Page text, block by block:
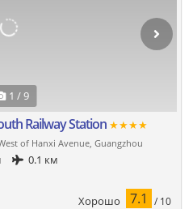
1 / 9
Railway Station ★★★★
of Hanxi Avenue, Guangzhou
0.1 км
Хорошо 7.1 / 10